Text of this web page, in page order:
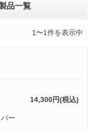
品一覧
1〜1件を表示中
14,300円(税込)
ー